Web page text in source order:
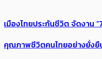
เมืองไทยประกันชีวิต จัดงาน
คุณภาพชีวิตคนไทยอย่างยั่งยื